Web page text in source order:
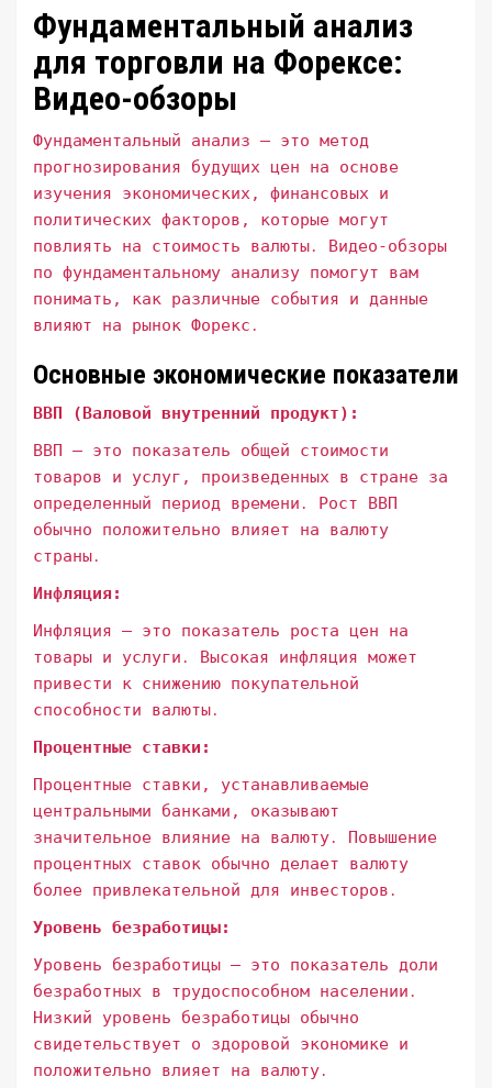
Фундаментальный анализ
для торговли на Форексе:
Видео-обзоры
Фундаментальный анализ – это метод
прогнозирования будущих цен на основе
изучения экономических, финансовых и
политических факторов, которые могут
повлиять на стоимость валюты․ Видео-обзоры
по фундаментальному анализу помогут вам
понимать, как различные события и данные
влияют на рынок Форекс․
Основные экономические показатели
ВВП (Валовой внутренний продукт):
ВВП – это показатель общей стоимости
товаров и услуг, произведенных в стране за
определенный период времени․ Рост ВВП
обычно положительно влияет на валюту
страны․
Инфляция:
Инфляция – это показатель роста цен на
товары и услуги․ Высокая инфляция может
привести к снижению покупательной
способности валюты․
Процентные ставки:
Процентные ставки, устанавливаемые
центральными банками, оказывают
значительное влияние на валюту․ Повышение
процентных ставок обычно делает валюту
более привлекательной для инвесторов․
Уровень безработицы:
Уровень безработицы – это показатель доли
безработных в трудоспособном населении․
Низкий уровень безработицы обычно
свидетельствует о здоровой экономике и
положительно влияет на валюту․